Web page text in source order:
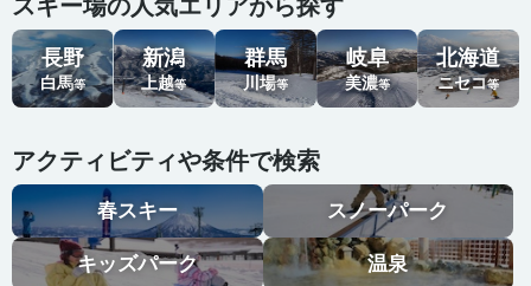
スキー場の人気エリアから探す
長野
白馬等
新潟
上越等
群馬
川場等
岐阜
美濃等
北海道
ニセコ等
アクティビティや条件で検索
春スキー スノーパーク
キッズパーク 温泉